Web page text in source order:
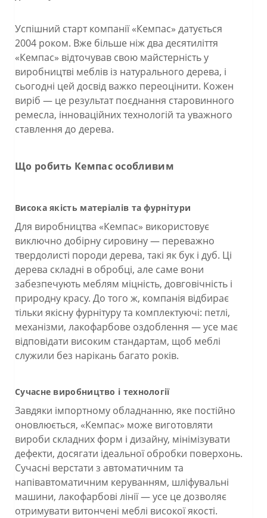
Успішний старт компанії «Кемпас» датується
2004 роком. Вже більше ніж два десятиліття
«Кемпас» відточував свою майстерність у
виробництві меблів із натурального дерева, і
сьогодні цей досвід важко переоцінити. Кожен
виріб — це результат поєднання старовинного
ремесла, інноваційних технологій та уважного
ставлення до дерева.
Що робить Кемпас особливим
Висока якість матеріалів та фурнітури
Для виробництва «Кемпас» використовує
виключно добірну сировину — переважно
твердолисті породи дерева, такі як бук і дуб. Ці
дерева складні в обробці, але саме вони
забезпечують меблям міцність, довговічність і
природну красу. До того ж, компанія відбирає
тільки якісну фурнітуру та комплектуючі: петлі,
механізми, лакофарбове оздоблення — усе має
відповідати високим стандартам, щоб меблі
служили без нарікань багато років.
Сучасне виробництво і технології
Завдяки імпортному обладнанню, яке постійно
оновлюється, «Кемпас» може виготовляти
вироби складних форм і дизайну, мінімізувати
дефекти, досягати ідеальної обробки поверхонь.
Сучасні верстати з автоматичним та
напівавтоматичним керуванням, шліфувальні
машини, лакофарбові лінії — усе це дозволяє
отримувати витончені меблі високої якості.